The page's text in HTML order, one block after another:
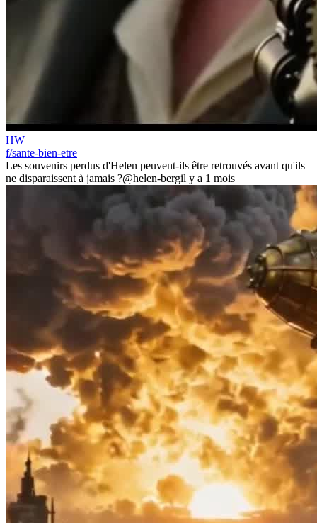
HW
f/sante-bien-etre
Les souvenirs perdus d'Helen peuvent-ils être retrouvés avant qu'ils
ne disparaissent à jamais ?@helen-bergil y a 1 mois